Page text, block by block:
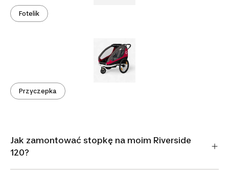
Fotelik
Przyczepka
Jak zamontować stopkę na moim Riverside
120?